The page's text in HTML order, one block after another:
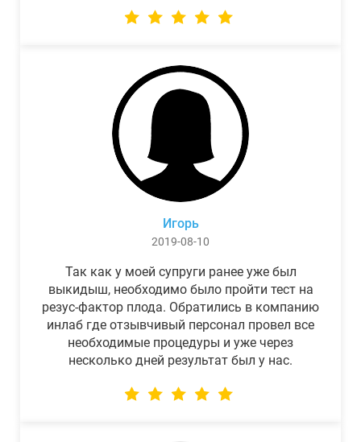
Игорь
2019-08-10
Так как у моей супруги ранее уже был
выкидыш, необходимо было пройти тест на
резус-фактор плода. Обратились в компанию
инлаб где отзывчивый персонал провел все
необходимые процедуры и уже через
несколько дней результат был у нас.